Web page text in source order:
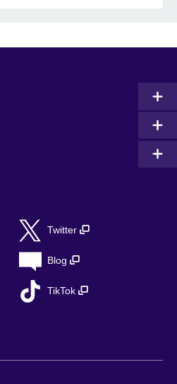
Twitter
Blog
TikTok